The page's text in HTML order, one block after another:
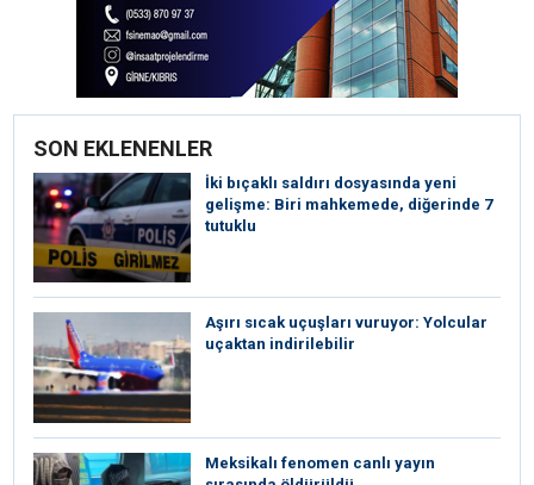
SON EKLENENLER
İki bıçaklı saldırı dosyasında yeni
gelişme: Biri mahkemede, diğerinde 7
tutuklu
Aşırı sıcak uçuşları vuruyor: Yolcular
uçaktan indirilebilir
Meksikalı fenomen canlı yayın